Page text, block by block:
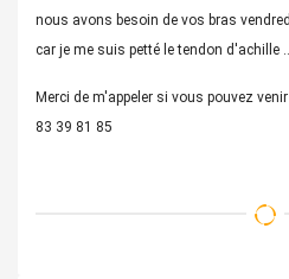
nous avons besoin de vos bras
car je me suis petté le tendon d'achille
Merci de m'appeler si vous pouvez
83 39 81 85